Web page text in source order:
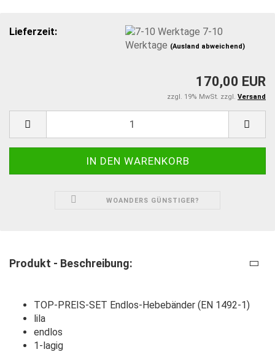
Lieferzeit:
7-10
Werktage (Ausland abweichend)
170,00 EUR
zzgl. 19% MwSt. zzgl. Versand
WOANDERS GÜNSTIGER?
Produkt - Beschreibung:
TOP-PREIS-SET Endlos-Hebebänder (EN 1492-1)
lila
endlos
1-lagig